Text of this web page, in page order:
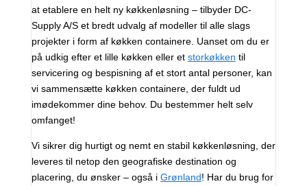
at etablere en helt ny køkkenløsning – tilbyder DC-
Supply A/S et bredt udvalg af modeller til alle slags
projekter i form af køkken containere. Uanset om du er
på udkig efter et lille køkken eller et storkøkken til
servicering og bespisning af et stort antal personer, kan
vi sammensætte køkken containere, der fuldt ud
imødekommer dine behov. Du bestemmer helt selv
omfanget!
Vi sikrer dig hurtigt og nemt en stabil køkkenløsning, der
leveres til netop den geografiske destination og
placering, du ønsker – også i Grønland! Har du brug for